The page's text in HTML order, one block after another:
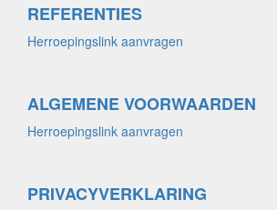
REFERENTIES
Herroepingslink aanvragen
ALGEMENE VOORWAARDEN
Herroepingslink aanvragen
PRIVACYVERKLARING